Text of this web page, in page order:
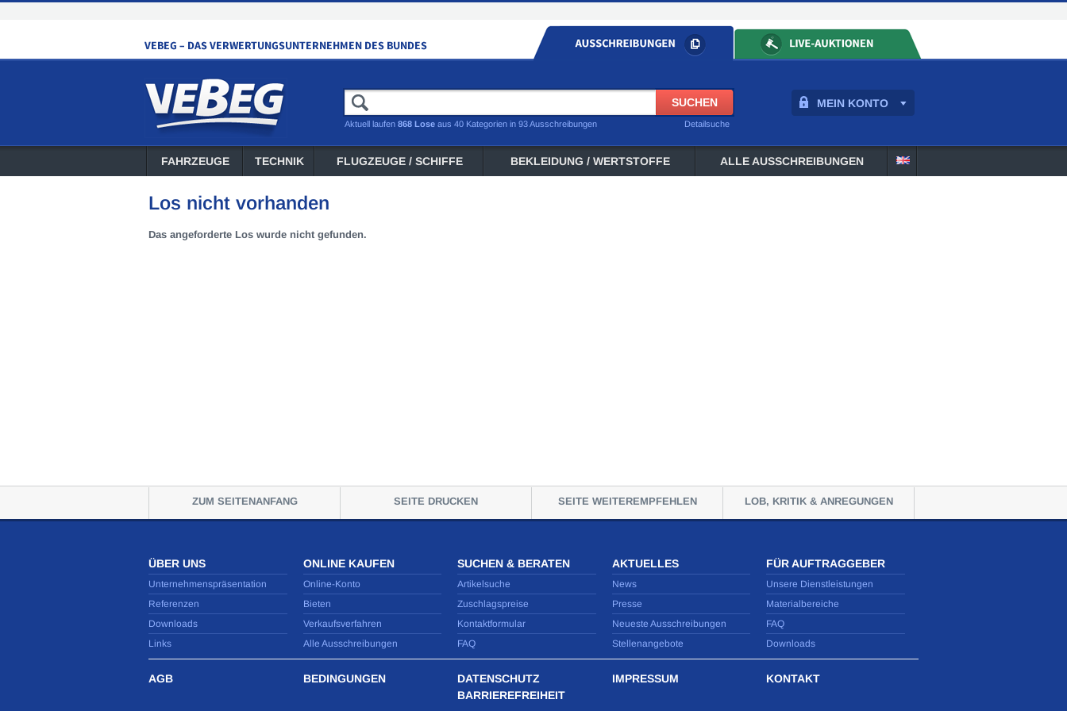
MEIN KONTO
Detailsuche
Aktuell laufen 868 Lose aus 40 Kategorien in 93 Ausschreibungen
FAHRZEUGE TECHNIK FLUGZEUGE / SCHIFFE BEKLEIDUNG / WERTSTOFFE ALLE AUSSCHREIBUNGEN
Los nicht vorhanden
Das angeforderte Los wurde nicht gefunden.
ZUM SEITENANFANG SEITE DRUCKEN SEITE WEITEREMPFEHLEN LOB, KRITIK & ANREGUNGEN
ÜBER UNS
Unternehmenspräsentation
Referenzen
Downloads
Links
ONLINE KAUFEN
Online-Konto
Bieten
Verkaufsverfahren
Alle Ausschreibungen
SUCHEN & BERATEN
Artikelsuche
Zuschlagspreise
Kontaktformular
FAQ
AKTUELLES
News
Presse
Neueste Ausschreibungen
Stellenangebote
FÜR AUFTRAGGEBER
Unsere Dienstleistungen
Materialbereiche
FAQ
Downloads
AGB BEDINGUNGEN
DATENSCHUTZ
BARRIEREFREIHEIT
IMPRESSUM KONTAKT